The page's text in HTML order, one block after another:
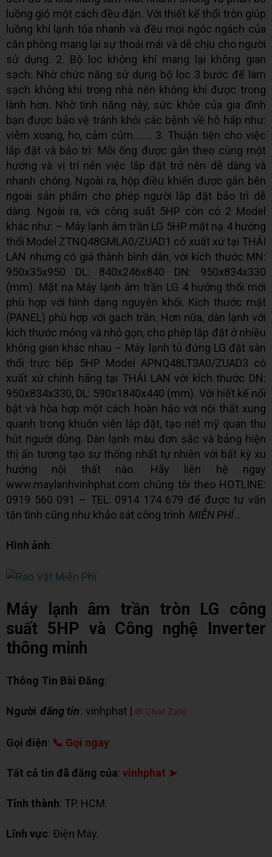
luồng gió một cách đều đặn. Với thiết kế thổi tròn giúp
luồng khí lạnh tỏa nhanh và đều mọi ngóc ngách của
căn phòng mang lại sự thoải mái và dễ chịu cho người
sử dụng. 2. Bộ lọc không khí mang lại không gian
sạch: Nhờ chức năng sử dụng bộ lọc 3 bước để làm
sạch không khí trong nhà nên không khí được trong
lành hơn. Nhờ tính năng này, sức khỏe của gia đình
bạn được bảo vệ tránh khỏi các bệnh về hô hấp như:
viêm xoang, ho, cảm cúm…..… 3. Thuận tiện cho việc
lắp đặt và bảo trì: Mỗi ống được gắn theo cùng một
hướng và vị trí nên việc lắp đặt trở nên dễ dàng và
nhanh chóng. Ngoài ra, hộp điều khiển được gắn bên
ngoài sản phẩm cho phép người lắp đặt bảo trì dễ
dàng. Ngoài ra, với công suất 5HP còn có 2 Model
khác như: – Máy lạnh âm trần LG 5HP mặt nạ 4 hướng
thổi Model ZTNQ48GMLA0/ZUAD1 có xuất xứ tại THÁI
LAN nhưng có giá thành bình dân, với kích thước MN:
950x35x950 DL: 840x246x840 DN: 950x834x330
(mm). Mặt nạ Máy lạnh âm trần LG 4 hướng thổi mới
phù hợp với hình dạng nguyên khối. Kích thước mặt
(PANEL) phù hợp với gạch trần. Hơn nữa, dàn lạnh với
kích thước mỏng và nhỏ gọn, cho phép lắp đặt ở nhiều
không gian khác nhau – Máy lạnh tủ đứng LG đặt sàn
thổi trực tiếp 5HP Model APNQ48LT3A0/ZUAD3 có
xuất xứ chính hãng tại THÁI LAN với kích thước DN:
950x834x330, DL: 590x1840x440 (mm). Với hiết kế nổi
bật và hòa hợp một cách hoàn hảo với nội thất xung
quanh trong khuôn viên lắp đặt, tạo nét mỹ quan thu
hút người dùng. Dàn lạnh màu đơn sắc và bảng hiện
thị ấn tượng tạo sự thống nhất tự nhiên với bất kỳ xu
hướng nội thất nào. Hãy liên hệ ngay
www.maylanhvinhphat.com chúng tôi theo HOTLINE:
0919 560 091 – TEL: 0914 174 679 để được tư vấn
tận tình cũng như khảo sát công trình MIỄN PHÍ..
Hình ảnh:
Máy lạnh âm trần tròn LG công
suất 5HP và Công nghệ Inverter
thông minh
Thông Tin Bài Đăng:
Người đăng tin: vinhphat | ✉ Chat Zalo
Gọi điện: 📞 Gọi ngay
Tất cả tin đã đăng của: vinhphat ➤
Tỉnh thành: TP. HCM.
Lĩnh vực: Điện Máy.